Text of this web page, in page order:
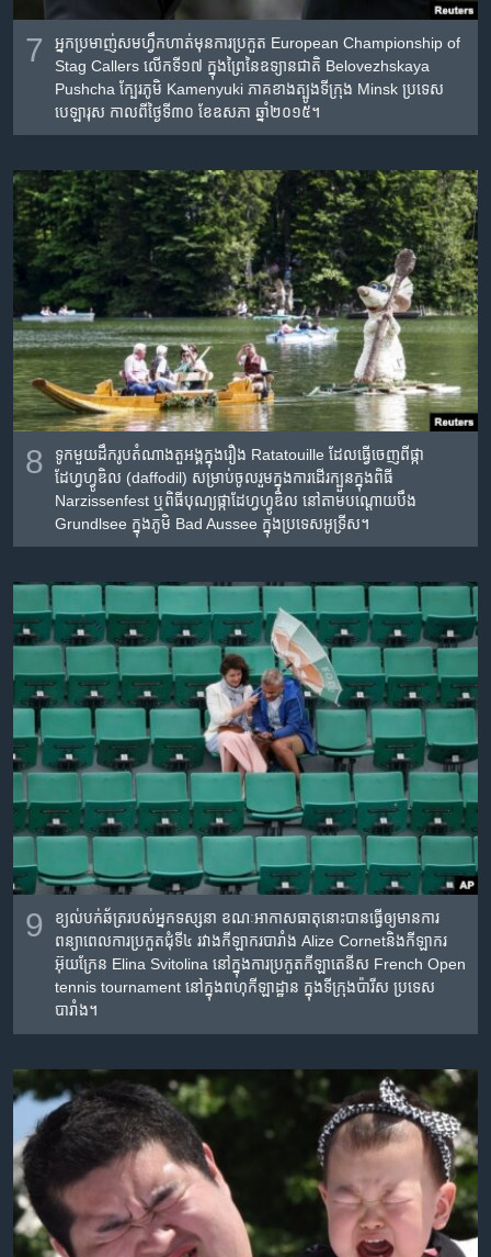
7
អ្នក​ប្រមាញ់​សម​ហ្វឹក​ហាត់​មុន​ការ​ប្រកួត​ European Championship of
Stag Callers លើក​ទី​១៧​ ក្នុង​ព្រៃ​នៃ​ឧទ្យាន​ជាតិ​ Belovezhskaya
Pushcha ក្បែរ​ភូមិ​ Kamenyuki ភាគ​ខាង​ត្បូង​ទីក្រុង Minsk ប្រទេស​
បេឡារុស​ កាល​ពី​ថ្ងៃ​ទី​៣០​ ខែ​ឧសភា​ ឆ្នាំ​២០១៥។
8
ទូក​មួយ​​ដឹក​រូប​តំណាង​តួអង្គ​ក្នុង​រឿង​ Ratatouille ដែល​ធ្វើ​ចេញ​ពី​ផ្កា​
ដែហ្វហ្វូឌិល (daffodil) សម្រាប់​ចូលរួម​ក្នុង​ការដើរ​ក្បួន​ក្នុង​ពិធី​
Narzissenfest ឬ​ពិធី​បុណ្យ​ផ្កា​ដែហ្វហ្វូឌិល​ នៅ​តាម​បណ្តោយ​បឹង​​
Grundlsee ក្នុង​ភូមិ​ Bad Aussee ក្នុង​ប្រទេស​អូទ្រីស។
9
ខ្យល់​បក់​ឆ័ត្រ​របស់​អ្នក​ទស្សនា​ ខណៈ​អាកាសធាតុ​នោះ​បាន​ធ្វើ​ឲ្យ​មាន​ការ
ពន្យា​ពេល​ការប្រកួត​ជុំ​ទី​៤​ រវាង​កីឡាករ​បារាំង​ Alize Cornetនិង​កីឡាករ​
អ៊ុយក្រែន Elina Svitolina​ នៅ​ក្នុង​ការប្រកួត​កីឡា​​តេនីស​ French Open​
tennis tournament នៅ​ក្នុង​ពហុកីឡាដ្ឋាន​ ក្នុង​ទីក្រុង​ប៉ារីស​ ប្រទេស​
បារាំង។